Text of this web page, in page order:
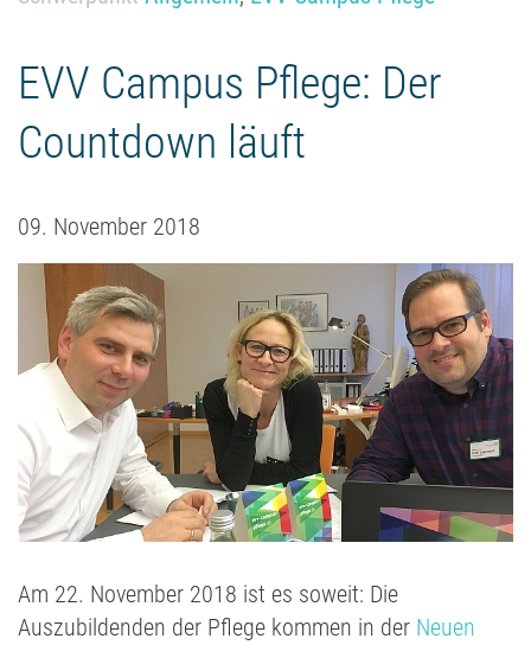
EVV Campus Pflege: Der
Countdown läuft
09. November 2018
Am 22. November 2018 ist es soweit: Die
Auszubildenden der Pflege kommen in der Neuen